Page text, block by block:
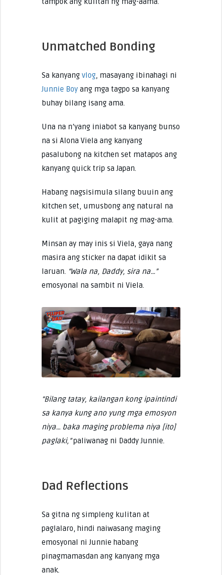
Unmatched Bonding
Sa kanyang vlog, masayang ibinahagi ni
Junnie Boyang mga tagpo sa kanyang
buhay bilang isang ama.
Una na n’yang iniabot sa kanyang bunso
na si Alona Viela ang kanyang
pasalubong na kitchen set matapos ang
kanyang quick trip sa Japan.
Habang nagsisimula silang buuin ang
kitchen set, umusbong ang natural na
kulit at pagiging malapit ng mag-ama.
Minsan ay may inis si Viela, gaya nang
masira ang sticker na dapat idikit sa
laruan. “Wala na, Daddy, sira na…”
emosyonal na sambit ni Viela.
“Bilang tatay, kailangan kong ipaintindi
sa kanya kung ano yung mga emosyon
niya… baka maging problema niya [ito]
paglaki,”paliwanag ni Daddy Junnie.
Dad Reflections
Sa gitna ng simpleng kulitan at
paglalaro, hindi naiwasang maging
emosyonal ni Junnie habang
pinagmamasdan ang kanyang mga
anak.